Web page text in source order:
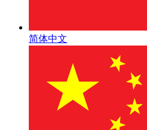
简体中文